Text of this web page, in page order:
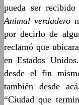
pueda ser
Animal verdadero
por decirlo de
reclamó que
en Estados
desde el fin
también desde
“Ciudad que